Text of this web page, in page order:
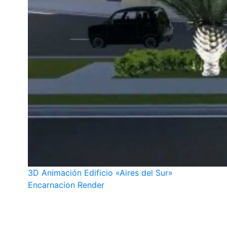
3D Animación Edificio «Aires del Sur»
Encarnacion Render